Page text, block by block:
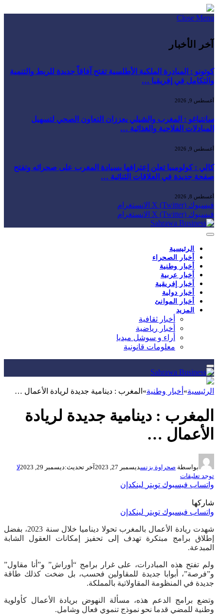
Close Menu
آخر الأخبار
كوتونو : المبادرة الملكية الأطلسية تفتح آفاقاً جديدة للربط والتنمية
والتكامل في إفريقيا …
أغسطس 9, 2026
سانتياغو : المغرب والشيلي يعززان التعاون الصحي لتسهيل
المبادلات الفلاحية والغذائية …
أغسطس 9, 2026
كالي : كولومبيا تعلن إعترافها بسيادة المغرب على صحرائه وتفتح
صفحة جديدة في العلاقات الثنائية …
أغسطس 8, 2026
فيسبوك X (Twitter) الانستغرام
فيسبوك X (Twitter) الانستغرام
الرئيسية
أخبار الصحراء
أخبار وطنية
أخبار عربية
أخبار إفريقية
أخبار دولية
أخبار الموانئ
المزيد
أخبار ثقافية
أخبار رياضية
أراء و سوشل ميديا
معلومات قانونية
الرئيسية» أخبار وطنية» المغرب : دينامية جديدة لريادة الأعمال …
المغرب : دينامية جديدة لريادة
الأعمال …
بواسطة صحراوة بزنسديسمبر 27, 2023 آخر تحديث:ديسمبر 29, 2023
لا
توجد تعليقات
واتساب فيسبوك تويتر لينكدإن
شاركها
واتساب فيسبوك تويتر لينكدإن
شهدت ريادة الأعمال بالمغرب تحولا ديناميا خلال سنة 2023، بفضل
إطلاق برامج مبتكرة تهدف إلى تحفيز إمكانات العقول الشابة
المبدعة.
ولم تفتح هذه المبادرات، على غرار برامج “أوراش” و”أنا مقاول”
و”فرصة”، أبوابا جديدة للمقاولين فحسب، بل ضخت كذلك طاقة
جديدة في المنظومة المقاولاتية بالمملكة.
وتضع برامج الدعم هذه، مسألة النهوض بريادة الأعمال كأولوية
وطنية للمضي قدما نحو نموذج تنموي فعال وشامل.